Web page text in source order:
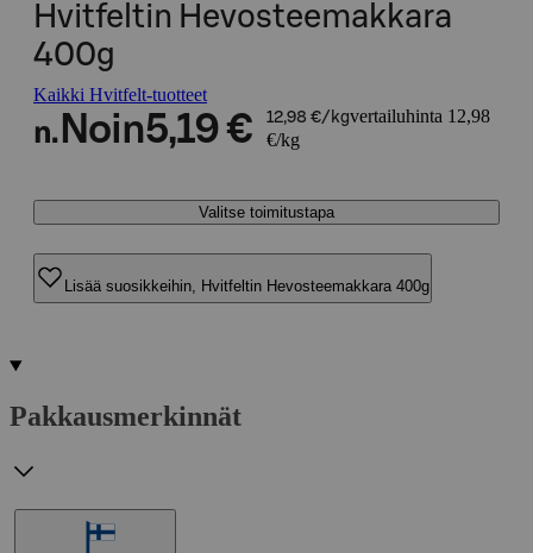
Hvitfeltin Hevosteemakkara
400g
Kaikki Hvitfelt-tuotteet
n. Noin5,19 € 12,98 €/kgvertailuhinta 12,98
€/kg
Valitse toimitustapa
Lisää suosikkeihin, Hvitfeltin Hevosteemakkara 400g
Pakkausmerkinnät